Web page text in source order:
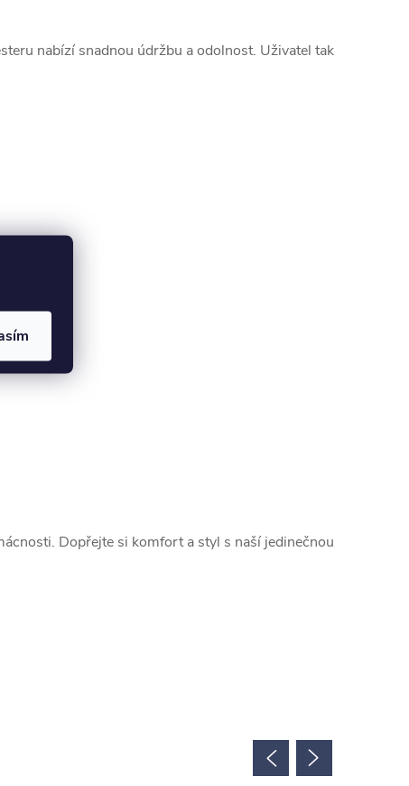
nabízí snadnou údržbu a odolnost. Uživatel tak
Dopřejte si komfort a styl s naší jedinečnou